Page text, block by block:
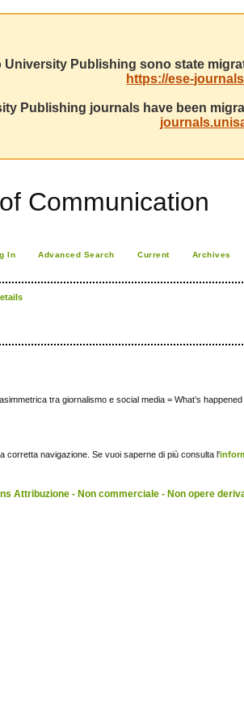
University Publishing sono state
https://ese-
Publishing journals have been
Communication
In Advanced Search Current Archives
tra giornalismo e social media = What’s
corretta navigazione. Se vuoi saperne di più consulta l'
Attribuzione - Non commerciale - Non opere